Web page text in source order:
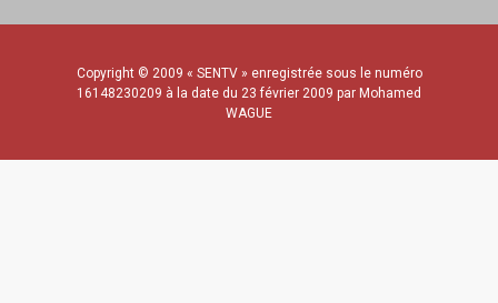
Copyright © 2009 « SENTV » enregistrée sous le numéro
16148230209 à la date du 23 février 2009 par Mohamed
WAGUE